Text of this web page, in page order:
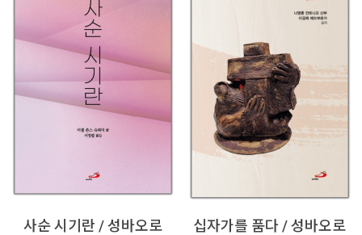
사순 시기란 / 성바오로 십자가를 품다 / 성바오로